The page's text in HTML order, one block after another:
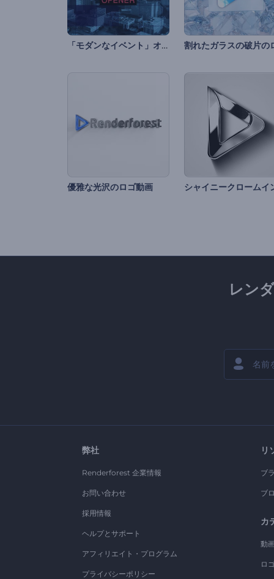
「モダンなイベント」オープニング動画
優雅な光沢のロゴ動画
レン
弊社
Renderforest 企業情報
お問い合わせ
採用情報
ヘルプとサポート
アフィリエイト・プログラム
プライバシーポリシー
リ
ブ
ブ
カ
動
ロ